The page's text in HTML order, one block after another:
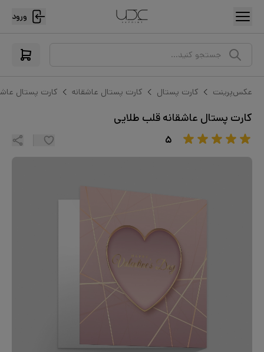
ورود
جستجو کنید...
عکس‌پرینت کارت پستال کارت پستال عاشقانه کارت پستال
کارت پستال عاشقانه قلب طلایی
۵